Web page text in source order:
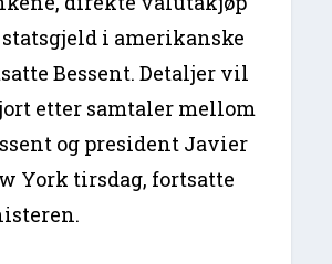
statsgjeld i amerikanske
Bessent. Detaljer vil
etter samtaler mellom
og president Javier
York tirsdag, fortsatte